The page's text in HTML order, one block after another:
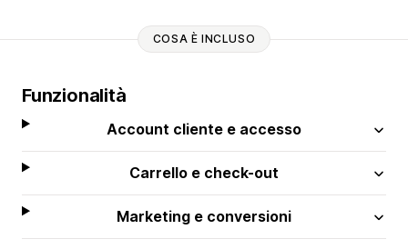
COSA È INCLUSO
Funzionalità
Account cliente e accesso
Carrello e check-out
Marketing e conversioni